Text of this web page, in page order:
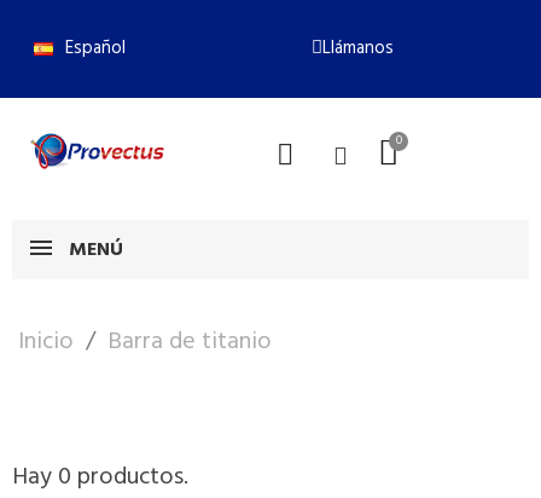
Español Llámanos
MENÚ
Inicio Barra de titanio
Hay 0 productos.